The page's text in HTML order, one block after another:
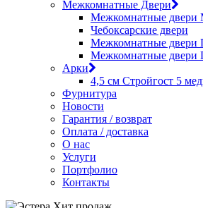
Межкомнатные Двери
Межкомнатные двери
Чебоксарские двери
Межкомнатные
Межкомнатные
Арки
4,5 см Стройгост 5
Фурнитура
Новости
Гарантия / возврат
Оплата / доставка
О нас
Услуги
Портфолио
Контакты